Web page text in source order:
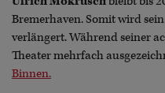
Bremerhaven. Somit wird
verlängert. Während seiner
Theater mehrfach
Binnen.